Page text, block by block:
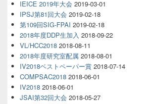
IEICE 2019年大会 2019-03-01
IPSJ第81回大会 2019-02-18
第109回SIG-FPAI 2019-02-18
2018年度DDP生加入 2018-09-22
VL/HCC2018 2018-08-11
2018年度研究室配属 2018-08-01
IV2018ベストペーパー賞 2018-07-14
COMPSAC2018 2018-06-01
IV2018 2018-06-01
JSAI第32回大会 2018-05-27